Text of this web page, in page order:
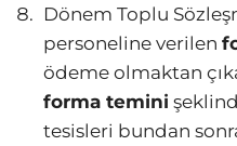
Dönem Toplu
personeline verilen
ödeme olmaktan
forma temini
tesisleri bundan